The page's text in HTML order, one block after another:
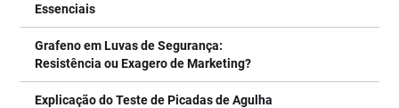
⠀⠀⠀⠀⠀⠀⠀⠀⠀⠀
Uma solução essencial para escritórios, salas técnicas, indústria
e espaços com equipamentos críticos.
⠀⠀⠀⠀⠀⠀⠀⠀⠀⠀
👉 Saiba mais no link da bio @tecniquitel
Essenciais
Grafeno em Luvas de Segurança:
Resistência ou Exagero de Marketing?
Explicação do Teste de Picadas de Agulha